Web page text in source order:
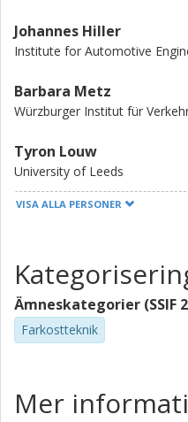
Johannes Hiller
Institute for Automotive
Barbara Metz
Würzburger Institut für
Tyron Louw
University of Leeds
Yee Mun Lee
Ruth Madigan
University of Leeds
Natasha Merat
Esko Lehtonen
Teknologian Tutkimuskeskus
VISA ALLA PERSONER
Ämneskategorier (SSIF
Farkostteknik
Mer